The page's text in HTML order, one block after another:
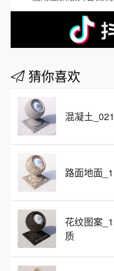
猜你喜欢
混凝土
路面地面
花纹图案
质